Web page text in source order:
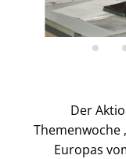
Der
Themenwoche
Europas